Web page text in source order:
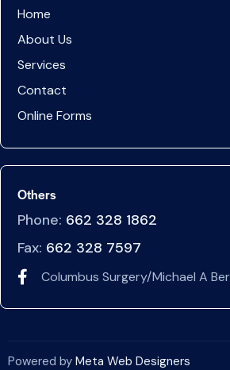
Home
About Us
Services
Contact
Online Forms
Others
Phone: 662 328 1862
Fax: 662 328 7597
Columbus Surgery/Michael A
Powered by Meta Web Designers